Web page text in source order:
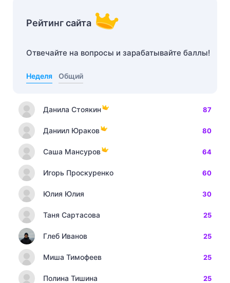
Рейтинг сайта
Отвечайте на вопросы и зарабатывайте баллы!
Неделя Общий
Данила Стоякин 87
Даниил Юраков 80
Саша Мансуров 64
Игорь Проскуренко 60
Юлия Юлия 30
Таня Сартасова 25
Глеб Иванов 25
Миша Тимофеев 25
Полина Тишина 25